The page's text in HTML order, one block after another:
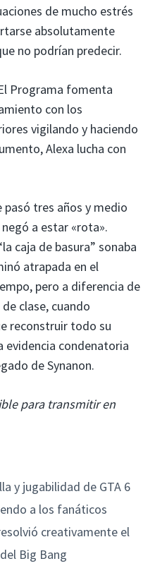
de mucho estrés
absolutamente
no podrían predecir.
Programa fomenta
con los
vigilando y haciendo
Alexa lucha con
pasó tres años y medio
a estar «rota».
caja de basura” sonaba
atrapada en el
pero a diferencia de
clase, cuando
reconstruir todo su
evidencia condenatoria
de Synanon.
para transmitir en
y jugabilidad de GTA 6
a los fanáticos
creativamente el
Big Bang